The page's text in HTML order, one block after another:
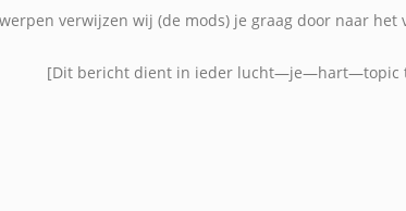
verwijzen wij (de mods) je graag door naar het
[Dit bericht dient in ieder lucht—je—hart—topic